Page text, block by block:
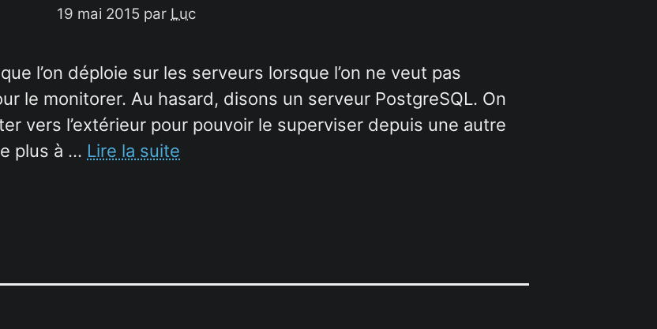
19 mai 2015 par Luc
l’on déploie sur les serveurs lorsque l’on ne veut pas
le monitorer. Au hasard, disons un serveur PostgreSQL. On
vers l’extérieur pour pouvoir le superviser depuis une autre
plus à … Lire la suite